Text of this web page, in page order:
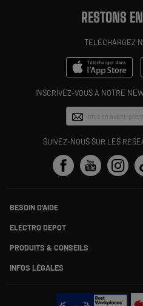
RESTONS
TÉLÉCHARGEZ
INSCRIVEZ-VOUS À NOTRE
SUIVEZ-NOUS SUR LES
BESOIN D'AIDE
Suivre ma commande
Modifier ou annuler ma commande
SAV
Payer en plusieurs fois
ELECTRO DEPOT
Rejoignez-nous !
PRODUITS & CONSEILS
Nos marques
Les avis du site
Le moins cher
INFOS LÉGALES
Politique cookies